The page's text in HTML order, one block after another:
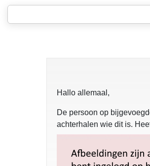
opgelost
Hallo allemaal,
De persoon op
achterhalen wie dit is.